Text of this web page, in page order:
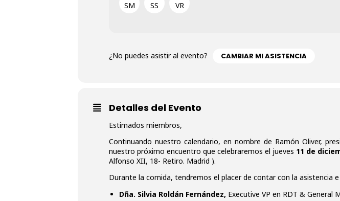
SM SS VR
¿No puedes asistir al evento? CAMBIAR MI ASISTENCIA
Detalles del Evento
Estimados miembros,
Continuando nuestro calendario, en nombre de Ramón Oliver,
nuestro próximo encuentro que celebraremos el jueves 11 de
Alfonso XII, 18- Retiro. Madrid ).
Durante la comida, tendremos el placer de contar con la asistencia
Dña. Silvia Roldán Fernández, Executive VP en RDT & General